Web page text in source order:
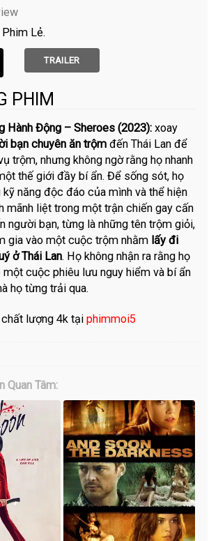
Phim Lẻ
TRAILER
PHIM
Hành Động – Sheroes (2023): xoay
bạn chuyên ăn trộm đến Thái Lan để
trộm, nhưng không ngờ rằng họ nhanh
thế giới đầy bí ẩn. Để sống sót, họ
năng độc đáo của mình và thể hiện
mãnh liệt trong một trận chiến gay cấn
người bạn, từng là những tên trộm giỏi,
gia vào một cuộc trộm nhằm lấy đi
ở Thái Lan. Họ không nhận ra rằng họ
cuộc phiêu lưu nguy hiểm và bí ẩn
họ từng trải qua.
lượng 4k tạiphimmoi5
Quan Tâm: